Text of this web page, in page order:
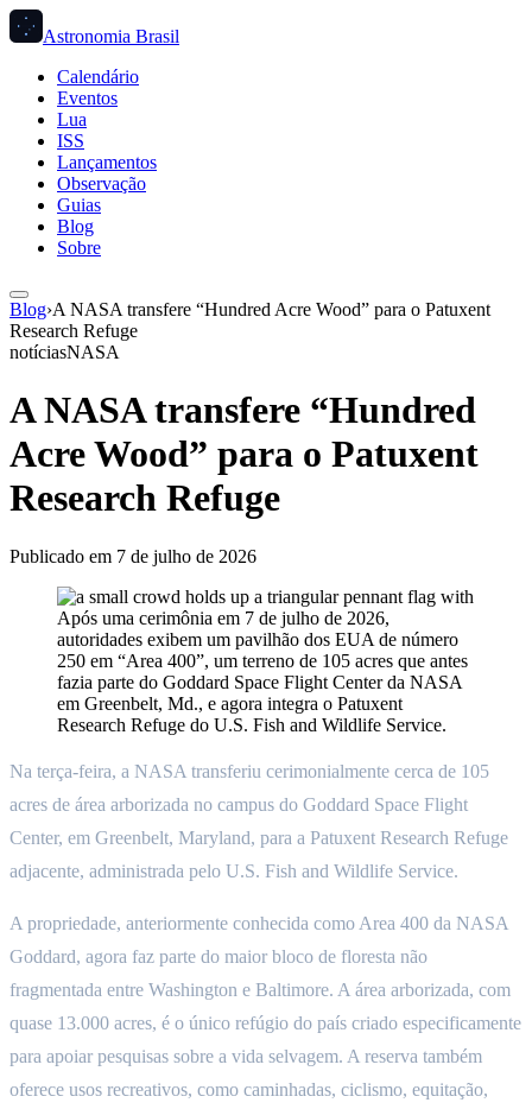
Astronomia Brasil
Calendário
Eventos
Lua
ISS
Lançamentos
Observação
Guias
Blog
Sobre
Blog›A NASA transfere “Hundred Acre Wood” para o Patuxent
Research Refuge
notíciasNASA
A NASA transfere “Hundred
Acre Wood” para o Patuxent
Research Refuge
Publicado em 7 de julho de 2026
Após uma cerimônia em 7 de julho de 2026,
autoridades exibem um pavilhão dos EUA de número
250 em “Area 400”, um terreno de 105 acres que antes
fazia parte do Goddard Space Flight Center da NASA
em Greenbelt, Md., e agora integra o Patuxent
Research Refuge do U.S. Fish and Wildlife Service.
Na terça-feira, a NASA transferiu cerimonialmente cerca de 105
acres de área arborizada no campus do Goddard Space Flight
Center, em Greenbelt, Maryland, para a Patuxent Research Refuge
adjacente, administrada pelo U.S. Fish and Wildlife Service.
A propriedade, anteriormente conhecida como Area 400 da NASA
Goddard, agora faz parte do maior bloco de floresta não
fragmentada entre Washington e Baltimore. A área arborizada, com
quase 13.000 acres, é o único refúgio do país criado especificamente
para apoiar pesquisas sobre a vida selvagem. A reserva também
oferece usos recreativos, como caminhadas, ciclismo, equitação,